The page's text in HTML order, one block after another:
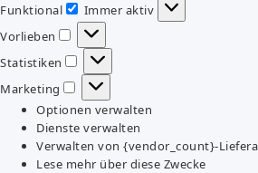
Funktional
Funktional
Immer aktiv
Vorlieben
Vorlieben
Statistiken
Statistiken
Marketing
Marketing
Optionen verwalten
Dienste verwalten
Verwalten von {vendor_count}-
Lese mehr über diese Zwecke